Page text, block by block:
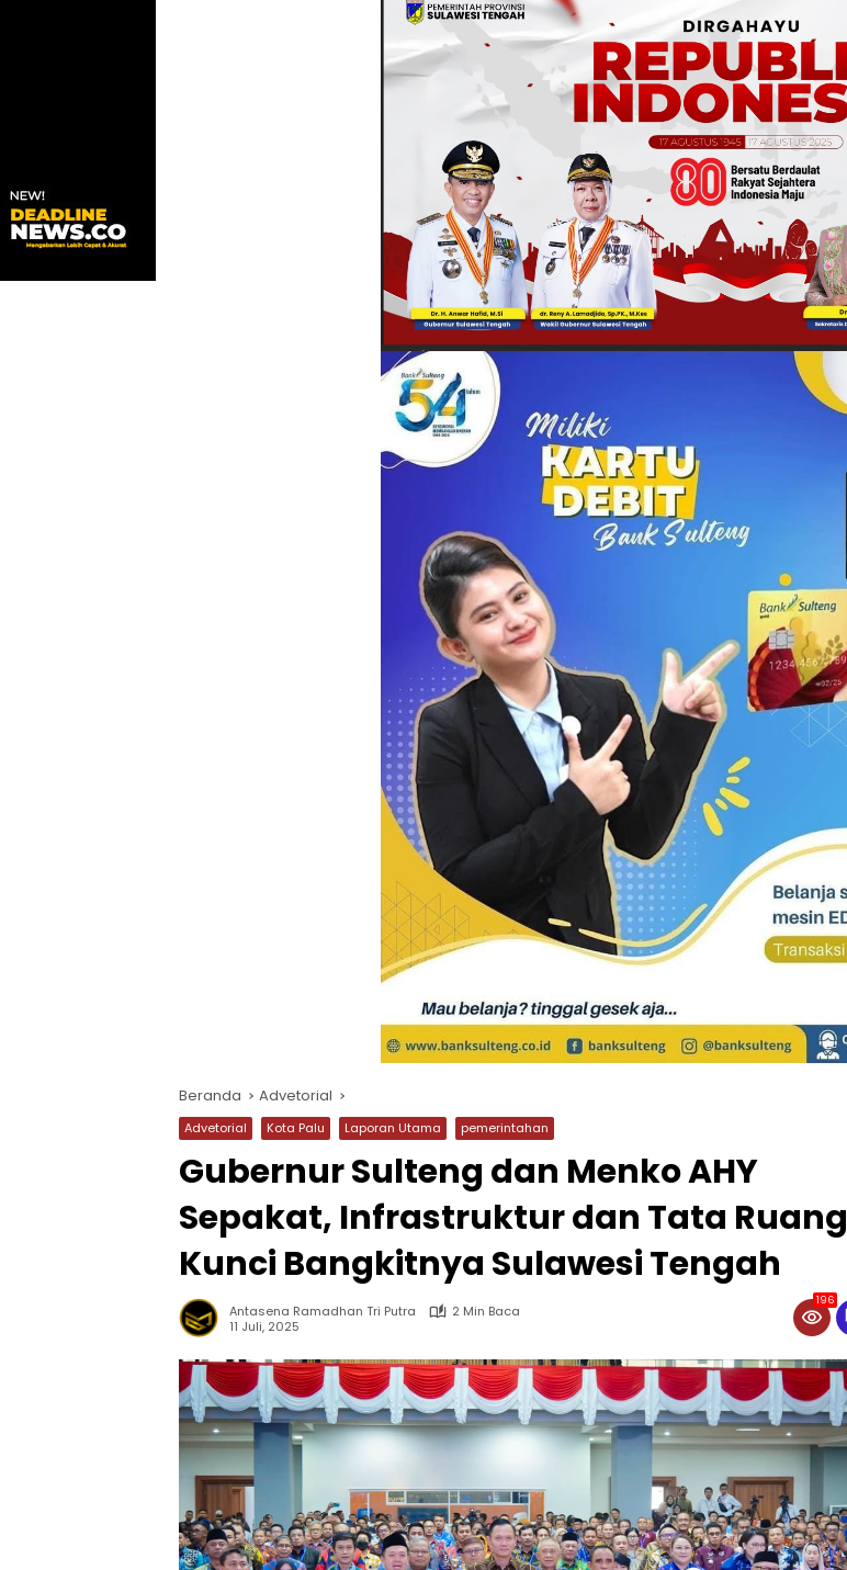
Beranda Advetorial
Advetorial Kota Palu Laporan Utama pemerintahan
Gubernur Sulteng dan Menko AHY
Sepakat, Infrastruktur dan Tata Ruang
Kunci Bangkitnya Sulawesi Tengah
Antasena Ramadhan Tri Putra
2 Min Baca
11 Juli, 2025
196